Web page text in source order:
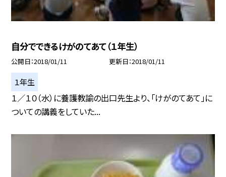
自分でできるけがのてあて（１年生）
公開日 2018/01/11 更新日 2018/01/11
１年生
１／１０（水）に養護教諭の出口先生より、「けがのてあて」に
ついての講義をしていた...